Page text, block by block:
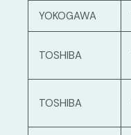
YOKOGAWA
TOSHIBA
TOSHIBA